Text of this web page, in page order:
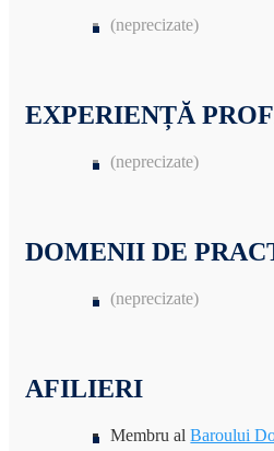
(neprecizate)
EXPERIENȚĂ
(neprecizate)
DOMENII DE
(neprecizate)
AFILIERI
Membru alBaroului